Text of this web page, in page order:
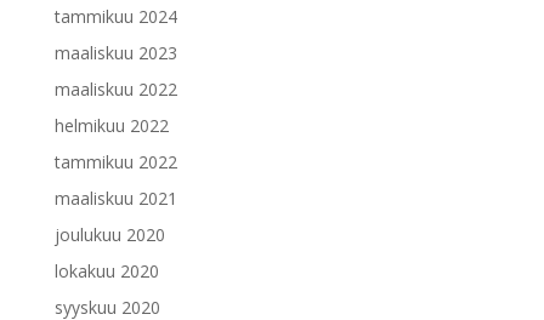
tammikuu 2024
maaliskuu 2023
maaliskuu 2022
helmikuu 2022
tammikuu 2022
maaliskuu 2021
joulukuu 2020
lokakuu 2020
syyskuu 2020